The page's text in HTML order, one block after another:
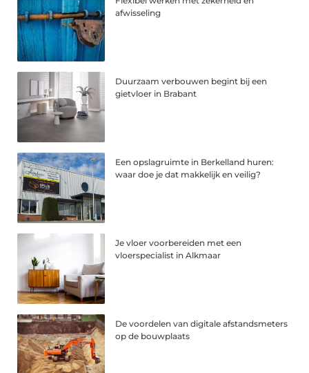
afwisseling
Duurzaam verbouwen begint bij een
gietvloer in Brabant
Een opslagruimte in Berkelland huren:
waar doe je dat makkelijk en veilig?
Je vloer voorbereiden met een
vloerspecialist in Alkmaar
De voordelen van digitale afstandsmeters
op de bouwplaats